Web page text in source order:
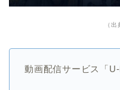
（
動画配信サービス「